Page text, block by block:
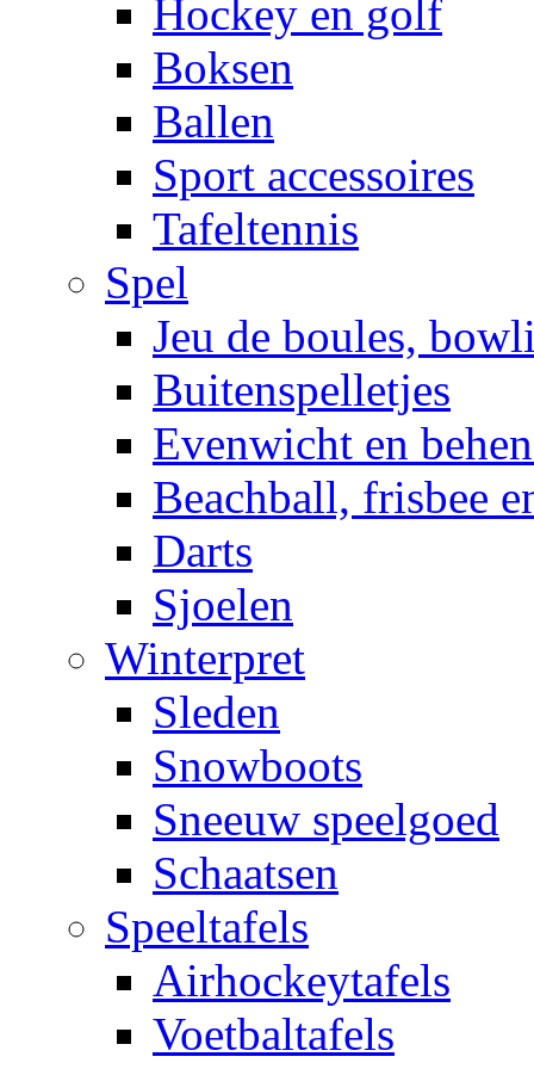
Hockey en golf
Boksen
Ballen
Sport accessoires
Tafeltennis
Spel
Jeu de boules,
Buitenspelletjes
Evenwicht en
Beachball, frisbee
Darts
Sjoelen
Winterpret
Sleden
Snowboots
Sneeuw speelgoed
Schaatsen
Speeltafels
Airhockeytafels
Voetbaltafels